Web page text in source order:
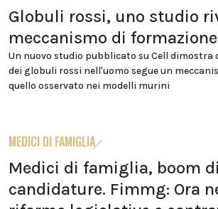
Globuli rossi, uno studio
meccanismo di formazione
Un nuovo studio pubblicato su Cell dimostra
dei globuli rossi nell'uomo segue un
quello osservato nei modelli murini
MEDICI DI FAMIGLIA
Medici di famiglia, boom di
candidature. Fimmg: Ora